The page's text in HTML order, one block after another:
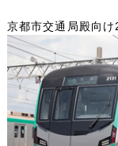
京都市交通局殿向け